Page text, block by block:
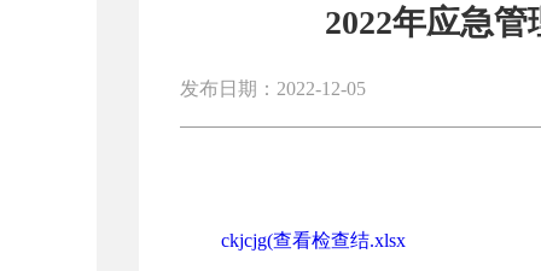
2022年应急
发布日期：2022-12-05
ckjcjg(查看检查结.xlsx